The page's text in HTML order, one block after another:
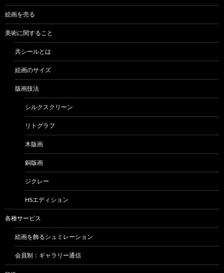
絵画を売る
美術に関すること
共シールとは
絵画のサイズ
版画技法
シルクスクリーン
リトグラフ
木版画
銅版画
ジクレー
HSエディション
各種サービス
絵画を飾るシュミレーション
会員制：ギャラリー通信